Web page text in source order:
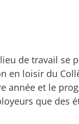
de travail se
en loisir du
année et le
que des